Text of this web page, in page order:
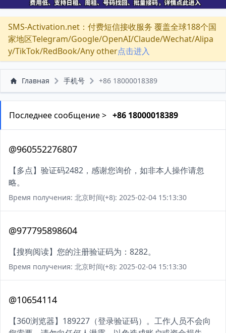
SMS-Activation.net：付费短信接收服务 覆盖全球188个国
家地区Telegram/Google/OpenAI/Claude/Wechat/Alipa
y/TikTok/RedBook/Any other点击进入
Главная 手机号 +86 18000018389
Последнее сообщение > +86 18000018389
@960552276807
【多点】验证码2482，感谢您询价，如非本人操作请忽
略。
Время получения: 北京时间(+8): 2025-02-04 15:13:30
@977795898604
【搜狗阅读】您的注册验证码为：8282。
Время получения: 北京时间(+8): 2025-02-04 15:13:30
@10654114
【360浏览器】189227（登录验证码）。工作人员不会向